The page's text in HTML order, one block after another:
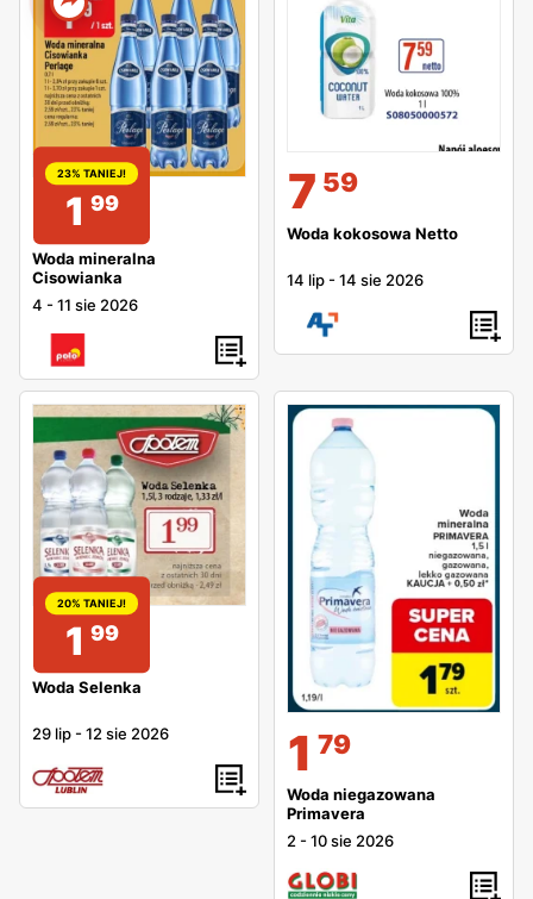
23% TANIEJ!
1 99
Woda mineralna
Cisowianka
4 -11 sie 2026
7 59
Woda kokosowa Netto
14 lip -14 sie 2026
20% TANIEJ!
1 99
Woda Selenka
29 lip -12 sie 2026 1 79
Woda niegazowana
Primavera
2 -10 sie 2026